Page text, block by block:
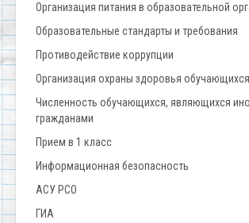
Организация питания в образовательной
Образовательные стандарты и требования
Противодействие коррупции
Организация охраны здоровья
Численность обучающихся, являющихся
гражданами
Прием в 1 класс
Информационная безопасность
АСУ РСО
ГИА